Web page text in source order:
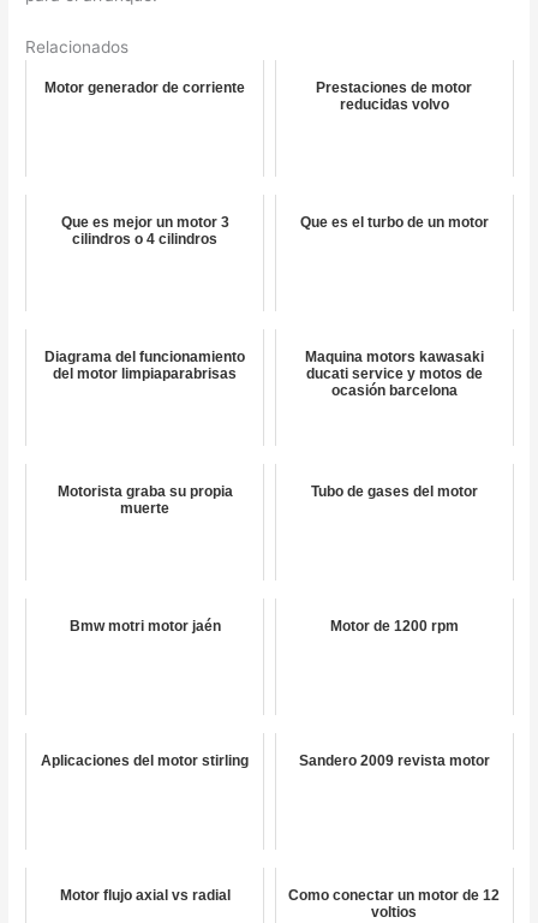
Relacionados
Motor generador de corriente
Prestaciones de motor
reducidas volvo
Que es mejor un motor 3
cilindros o 4 cilindros
Que es el turbo de un motor
Diagrama del funcionamiento
del motor limpiaparabrisas
Maquina motors kawasaki
ducati service y motos de
ocasión barcelona
Motorista graba su propia
muerte
Tubo de gases del motor
Bmw motri motor jaén Motor de 1200 rpm
Aplicaciones del motor stirling Sandero 2009 revista motor
Motor flujo axial vs radial
Como conectar un motor de 12
voltios